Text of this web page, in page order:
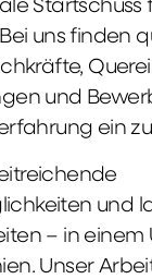
Startschuss
uns finden
und
ein
und
– in einem
Unser